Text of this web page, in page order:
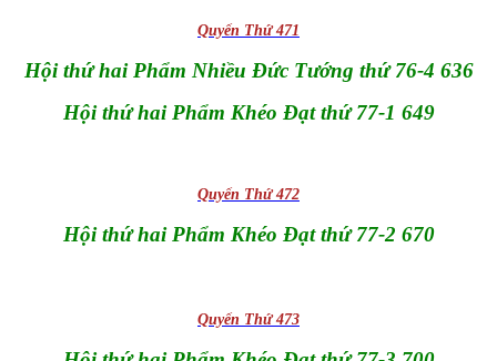
Quyển Thứ 471
Hội thứ hai Phẩm Nhiều Đức Tướng thứ 76-4 636
Hội thứ hai Phẩm Khéo Đạt thứ 77-1 649
Quyển Thứ 472
Hội thứ hai Phẩm Khéo Đạt thứ 77-2 670
Quyển Thứ 473